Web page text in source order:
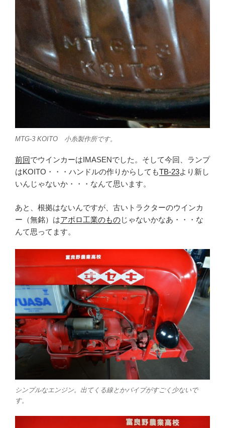
MTG-3 KOITO 小糸製作所です。
前回でウインカーはIMASENでした。そして今回、ランプ
はKOITO・・・ハンドルの作りからしてもTB-23より新し
いんじゃないか・・・なんて思います。
あと、根拠はないんですが、古いトラクターのウインカ
ー（無銘）はアポロ工業のものじゃないかなあ・・・な
んて思ってます。
シンプルなエンジン。出てくる線とかパイプがすごく少ないで
す。